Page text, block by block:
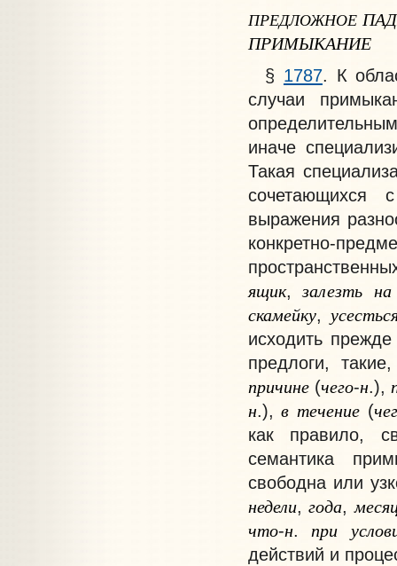
ПРЕДЛОЖНОЕ
ПРИМЫКАНИЕ
§ 1787. К
случаи
иначе
Такая
сочетающихся
выражения
конкретно-
ящик,залезть на
скамейку,
исходить
предлоги,
причине(чего-н.),
н.),в течение (
как правило,
семантика
свободна или
недели,года,
что-н. при
действий и